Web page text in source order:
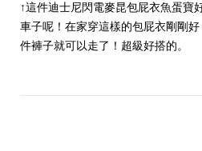
↑這件迪士尼閃電麥昆包屁衣魚蛋寶
車子呢！在家穿這樣的包屁衣剛剛
件褲子就可以走了！超級好搭的。